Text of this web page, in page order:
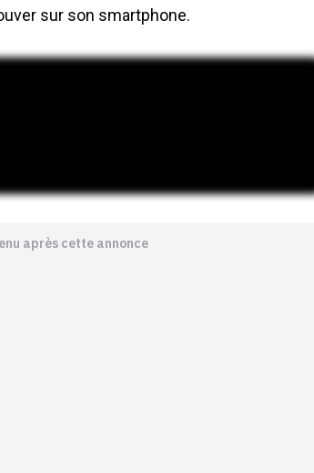
sur son smartphone.
après cette annonce